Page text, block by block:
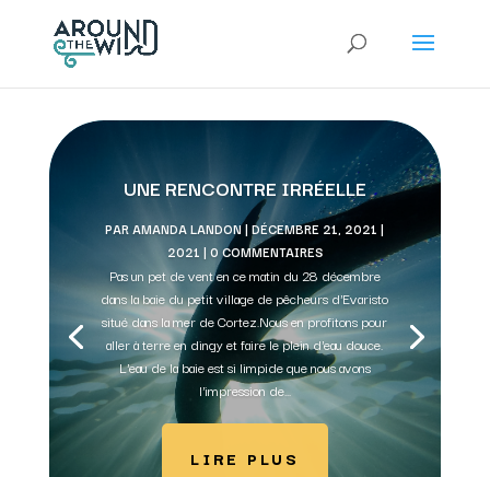
UNE RENCONTRE IRRÉELLE
PARAMANDA LANDON|DÉCEMBRE 21, 2021 |
2021 | 0 COMMENTAIRES
Pas un pet de vent en ce matin du 28 décembre
dans la baie du petit village de pêcheurs d'Evaristo
situé dans la mer de Cortez.Nous en profitons pour
aller à terre en dingy et faire le plein d'eau douce.
L'eau de la baie est si limpide que nous avons
l'impression de...
LIRE PLUS